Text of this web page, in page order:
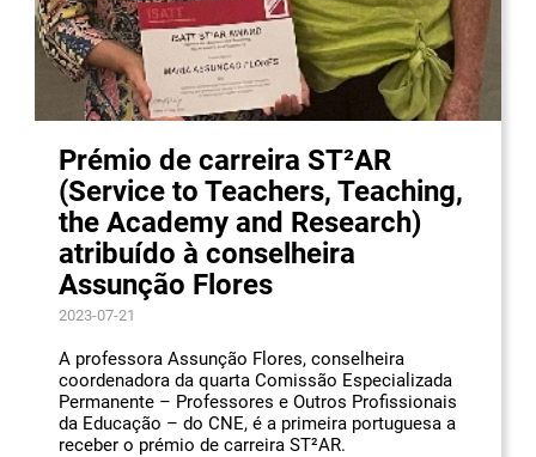
Prémio de carreira ST²AR
(Service to Teachers, Teaching,
the Academy and Research)
atribuído à conselheira
Assunção Flores
2023-07-21
A professora Assunção Flores, conselheira
coordenadora da quarta Comissão Especializada
Permanente – Professores e Outros Profissionais
da Educação – do CNE, é a primeira portuguesa a
receber o prémio de carreira ST²AR.